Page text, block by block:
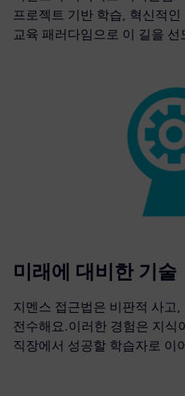
프로젝트 기반 학습, 혁신적
교육 패러다임으로 이 길을 선
미래에 대비한 기술
지멘스 접근법은 비판적 사고
전수해요.이러한 경험은 지식
직장에서 성공할 학습자로 이